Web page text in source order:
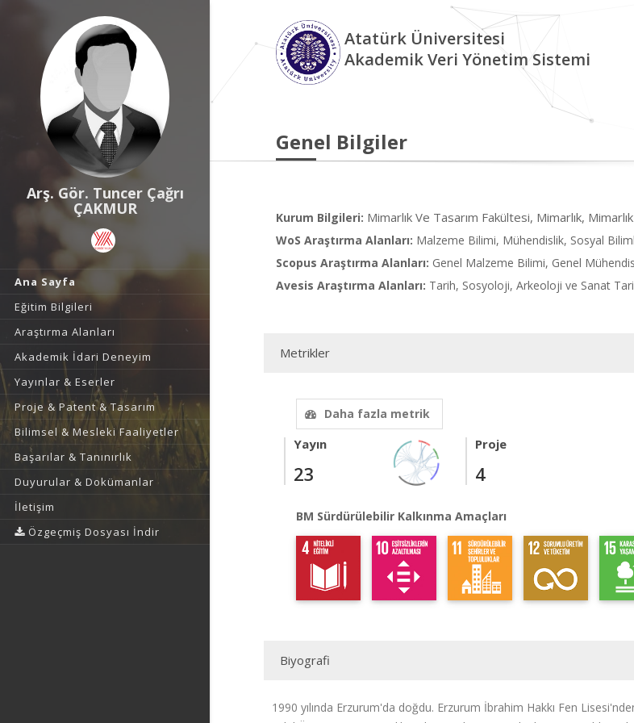
Arş. Gör. Tuncer Çağrı
ÇAKMUR
Ana Sayfa
Eğitim Bilgileri
Araştırma Alanları
Akademik İdari Deneyim
Yayınlar & Eserler
Proje & Patent & Tasarım
Bilimsel & Mesleki Faaliyetler
Başarılar & Tanınırlık
Duyurular & Dokümanlar
İletişim
Özgeçmiş Dosyası İndir
Atatürk Üniversitesi
Akademik Veri Yönetim Sistemi
Genel Bilgiler
Kurum Bilgileri: Mimarlık Ve Tasarım Fakültesi, Mimarlık,
WoS Araştırma Alanları: Malzeme Bilimi, Mühendislik, Sosyal
Scopus Araştırma Alanları: Genel Malzeme Bilimi, Genel
Avesis Araştırma Alanları: Tarih, Sosyoloji, Arkeoloji ve Sanat
Metrikler
Daha fazla metrik
Yayın
23
Proje
4
BM Sürdürülebilir Kalkınma Amaçları
Biyografi
1990 yılında Erzurum'da doğdu. Erzurum İbrahim Hakkı Fen